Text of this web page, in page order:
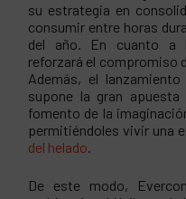
su estrategia en
consumir entre horas
del año. En cuanto a
reforzará el compromiso
Además, el lanzamiento
supone la gran
fomento de la
permitiéndoles vivir una
del helado.
De este modo,